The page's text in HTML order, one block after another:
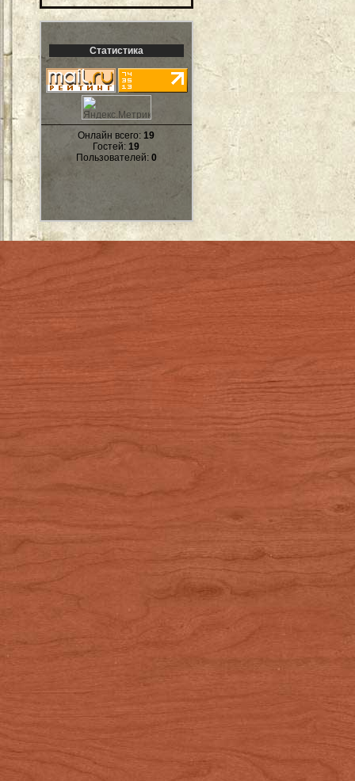
Статистика
Онлайн всего: 19
Гостей: 19
Пользователей: 0